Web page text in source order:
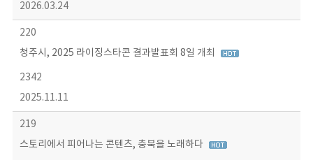
2026.03.24
220
청주시, 2025 라이징스타콘 결과발표회 8일 개최
2342
2025.11.11
219
스토리에서 피어나는 콘텐츠, 충북을 노래하다